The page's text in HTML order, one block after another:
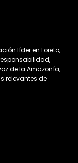
líder en Loreto,
de la Amazonía,
relevantes de